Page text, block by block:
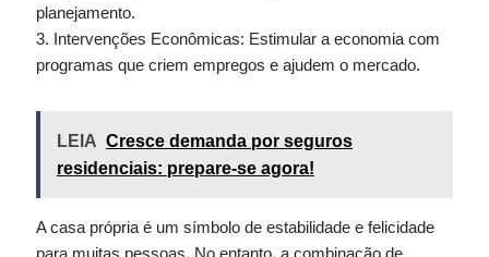
planejamento.
3. Intervenções Econômicas: Estimular a economia com
programas que criem empregos e ajudem o mercado.
LEIA Cresce demanda por seguros
residenciais: prepare-se agora!
A casa própria é um símbolo de estabilidade e felicidade
para muitas pessoas. No entanto, a combinação de